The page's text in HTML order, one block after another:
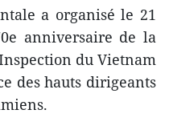
a organisé le 21
anniversaire de la
du Vietnam
des hauts dirigeants